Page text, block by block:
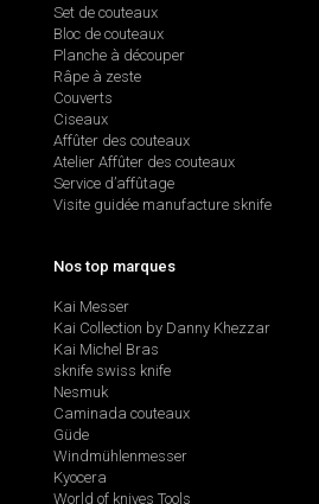
Set de couteaux
Bloc de couteaux
Planche à découper
Râpe à zeste
Couverts
Ciseaux
Affûter des couteaux
Atelier Affûter des couteaux
Service d’affûtage
Visite guidée manufacture sknife
Nos top marques
Kai Messer
Kai Collection by Danny Khezzar
Kai Michel Bras
sknife swiss knife
Nesmuk
Caminada couteaux
Güde
Windmühlenmesser
Kyocera
World of knives Tools